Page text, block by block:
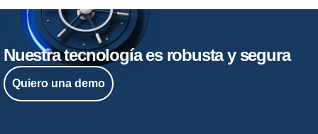
Nuestra tecnología es robusta y segura
Quiero una demo